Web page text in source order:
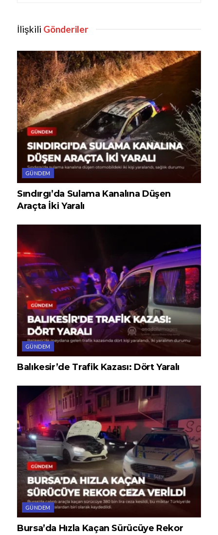
İlişkili Gönderiler
GÜNDEM
Sındırgı’da Sulama Kanalına Düşen
Araçta İki Yaralı
GÜNDEM
Balıkesir’de Trafik Kazası: Dört Yaralı
GÜNDEM
Bursa’da Hızla Kaçan Sürücüye Rekor